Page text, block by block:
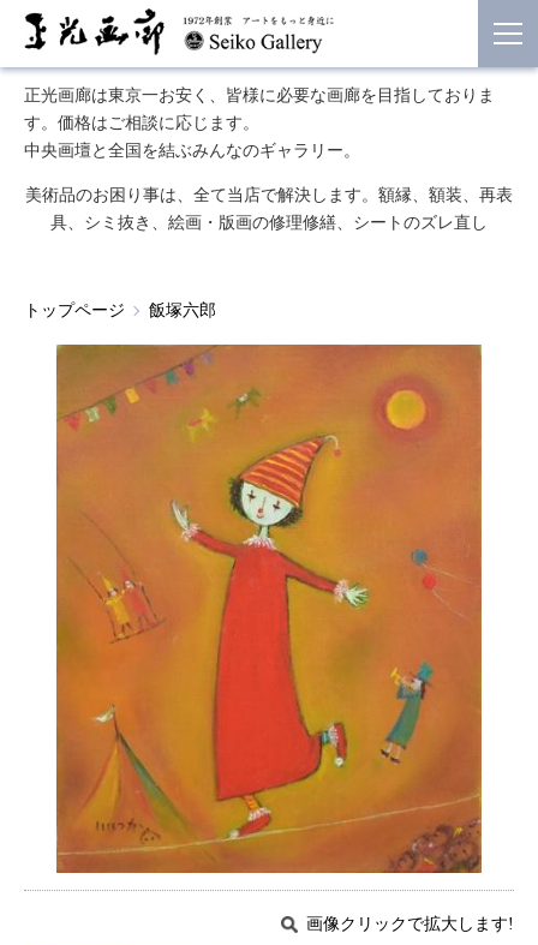
正光画廊は東京一お安く、皆様に必要な画廊を目指しておりま
す。価格はご相談に応じます。
中央画壇と全国を結ぶみんなのギャラリー。
美術品のお困り事は、全て当店で解決します。額縁、額装、再表
具、シミ抜き、絵画・版画の修理修繕、シートのズレ直し
トップページ 飯塚六郎
画像クリックで拡大します!